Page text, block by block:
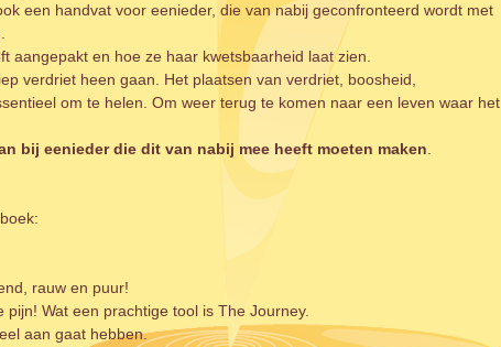
een handvat voor eenieder, die van nabij geconfronteerd wordt met
aangepakt en hoe ze haar kwetsbaarheid laat zien.
verdriet heen gaan. Het plaatsen van verdriet, boosheid,
om te helen. Om weer terug te komen naar een leven waar het
bij eenieder die dit van nabij mee heeft moeten maken
rauw en puur!
Wat een prachtige tool is The Journey.
aan gaat hebben.